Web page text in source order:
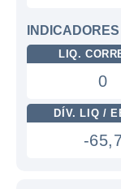
LIQ.
0
DÍV. LIQ /
-65,7